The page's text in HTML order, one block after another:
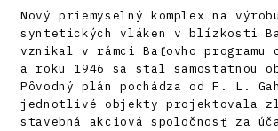
Nový priemyselný komplex na výrobu
syntetických vláken v blízkosti
vznikal v rámci Baťovho programu
a roku 1946 sa stal samostatnou
Pôvodný plán pochádza od F. L.
jednotlivé objekty projektovala
stavebná akciová spoločnosť za